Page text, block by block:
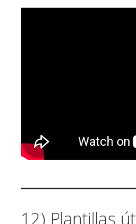
12) Plantillas